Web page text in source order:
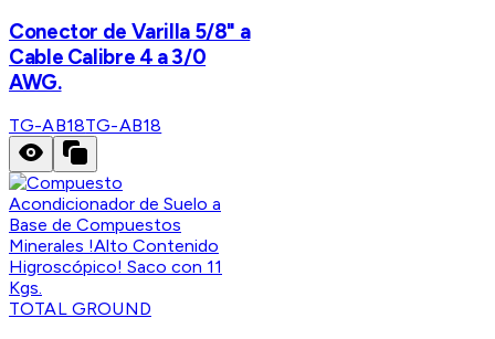
Conector de Varilla 5/8" a
Cable Calibre 4 a 3/0
AWG.
TG-AB18TG-AB18
TOTAL GROUND